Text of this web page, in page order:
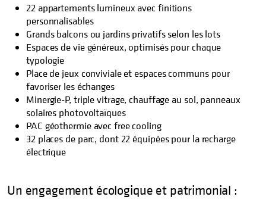
22 appartements lumineux avec finitions
personnalisables
Grands balcons ou jardins privatifs selon les lots
Espaces de vie généreux, optimisés pour chaque
typologie
Place de jeux conviviale et espaces communs pour
favoriser les échanges
Minergie-P, triple vitrage, chauffage au sol, panneaux
solaires photovoltaïques
PAC géothermie avec free cooling
32 places de parc, dont 22 équipées pour la recharge
électrique
Un engagement écologique et patrimonial :